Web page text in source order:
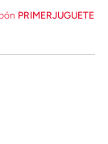
PRIMERJUGUETE